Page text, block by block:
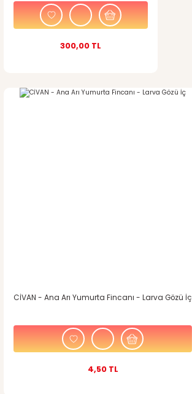
300,00 TL
CİVAN - Ana Arı Yumurta Fincanı - Larva Gözü İç
4,50 TL